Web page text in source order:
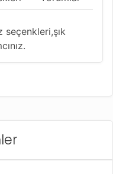
seçenkleri,şık